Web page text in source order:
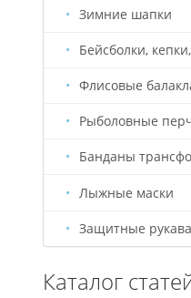
Зимние шапки
Бейсболки,
Флисовые
Рыболовные
Банданы
Лыжные маски
Защитные рукава
Каталог
Балансир B-2